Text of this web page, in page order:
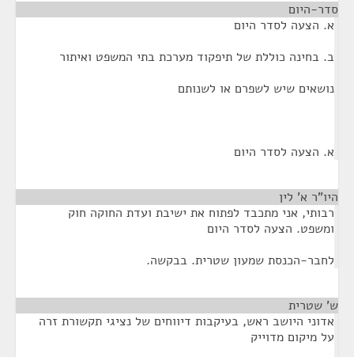
סדר-היום
א. הצעה לסדר היום
ב. בחינה כוללת של תיפקוד מערכת בתי המשפט ואיתור
נושאים שיש לשפרם או לשנותם
א. הצעה לסדר היום
היו"ר א' לין
רבותי, אני מתכבד לפתוח את ישיבת ועדת החוקה חוק
ומשפט. הצעה לסדר היום
לחבר-הכנסת שמעון שטרית. בבקשה.
ש' שטרית
אדוני היושב ראש, בעיקבות דיווחים של נציגי תקשורת זרה
על מיקום מדוייק